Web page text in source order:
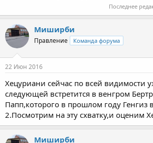
Последнее
Миширби
Правление Команда форума
22 Июн 2016
Хецуриани сейчас по всей видимости
следующей встретится в венгром
Папп,которого в прошлом году Генгиз
2.Посмотрим на эту схватку,и оценим
Миширби